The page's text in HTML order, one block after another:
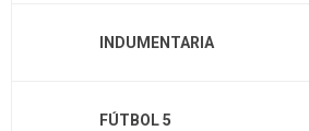
INDUMENTARIA
FÚTBOL 5